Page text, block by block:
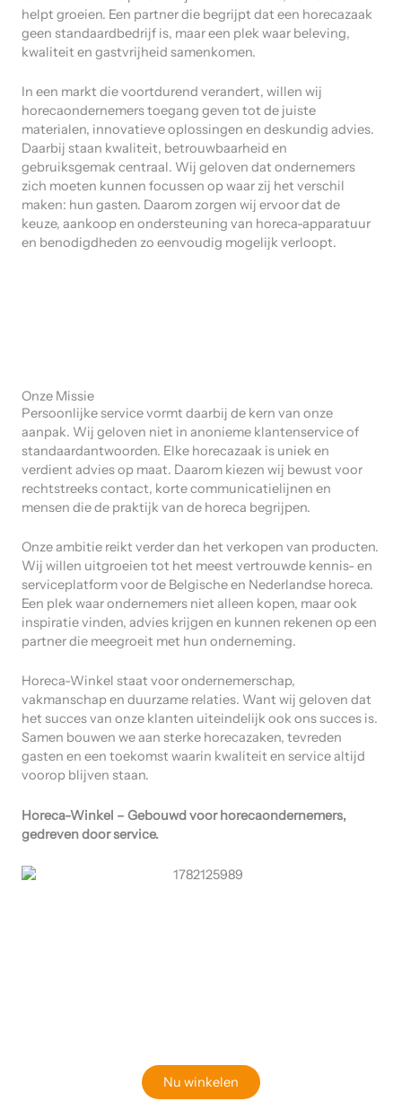
helpt groeien. Een partner die begrijpt dat een horecazaak
geen standaardbedrijf is, maar een plek waar beleving,
kwaliteit en gastvrijheid samenkomen.
In een markt die voortdurend verandert, willen wij
horecaondernemers toegang geven tot de juiste
materialen, innovatieve oplossingen en deskundig advies.
Daarbij staan kwaliteit, betrouwbaarheid en
gebruiksgemak centraal. Wij geloven dat ondernemers
zich moeten kunnen focussen op waar zij het verschil
maken: hun gasten. Daarom zorgen wij ervoor dat de
keuze, aankoop en ondersteuning van horeca-apparatuur
en benodigdheden zo eenvoudig mogelijk verloopt.
Onze Missie
Persoonlijke service vormt daarbij de kern van onze
aanpak. Wij geloven niet in anonieme klantenservice of
standaardantwoorden. Elke horecazaak is uniek en
verdient advies op maat. Daarom kiezen wij bewust voor
rechtstreeks contact, korte communicatielijnen en
mensen die de praktijk van de horeca begrijpen.
Onze ambitie reikt verder dan het verkopen van producten.
Wij willen uitgroeien tot het meest vertrouwde kennis- en
serviceplatform voor de Belgische en Nederlandse horeca.
Een plek waar ondernemers niet alleen kopen, maar ook
inspiratie vinden, advies krijgen en kunnen rekenen op een
partner die meegroeit met hun onderneming.
Horeca-Winkel staat voor ondernemerschap,
vakmanschap en duurzame relaties. Want wij geloven dat
het succes van onze klanten uiteindelijk ook ons succes is.
Samen bouwen we aan sterke horecazaken, tevreden
gasten en een toekomst waarin kwaliteit en service altijd
voorop blijven staan.
Horeca-Winkel – Gebouwd voor horecaondernemers,
gedreven door service.
Nu winkelen